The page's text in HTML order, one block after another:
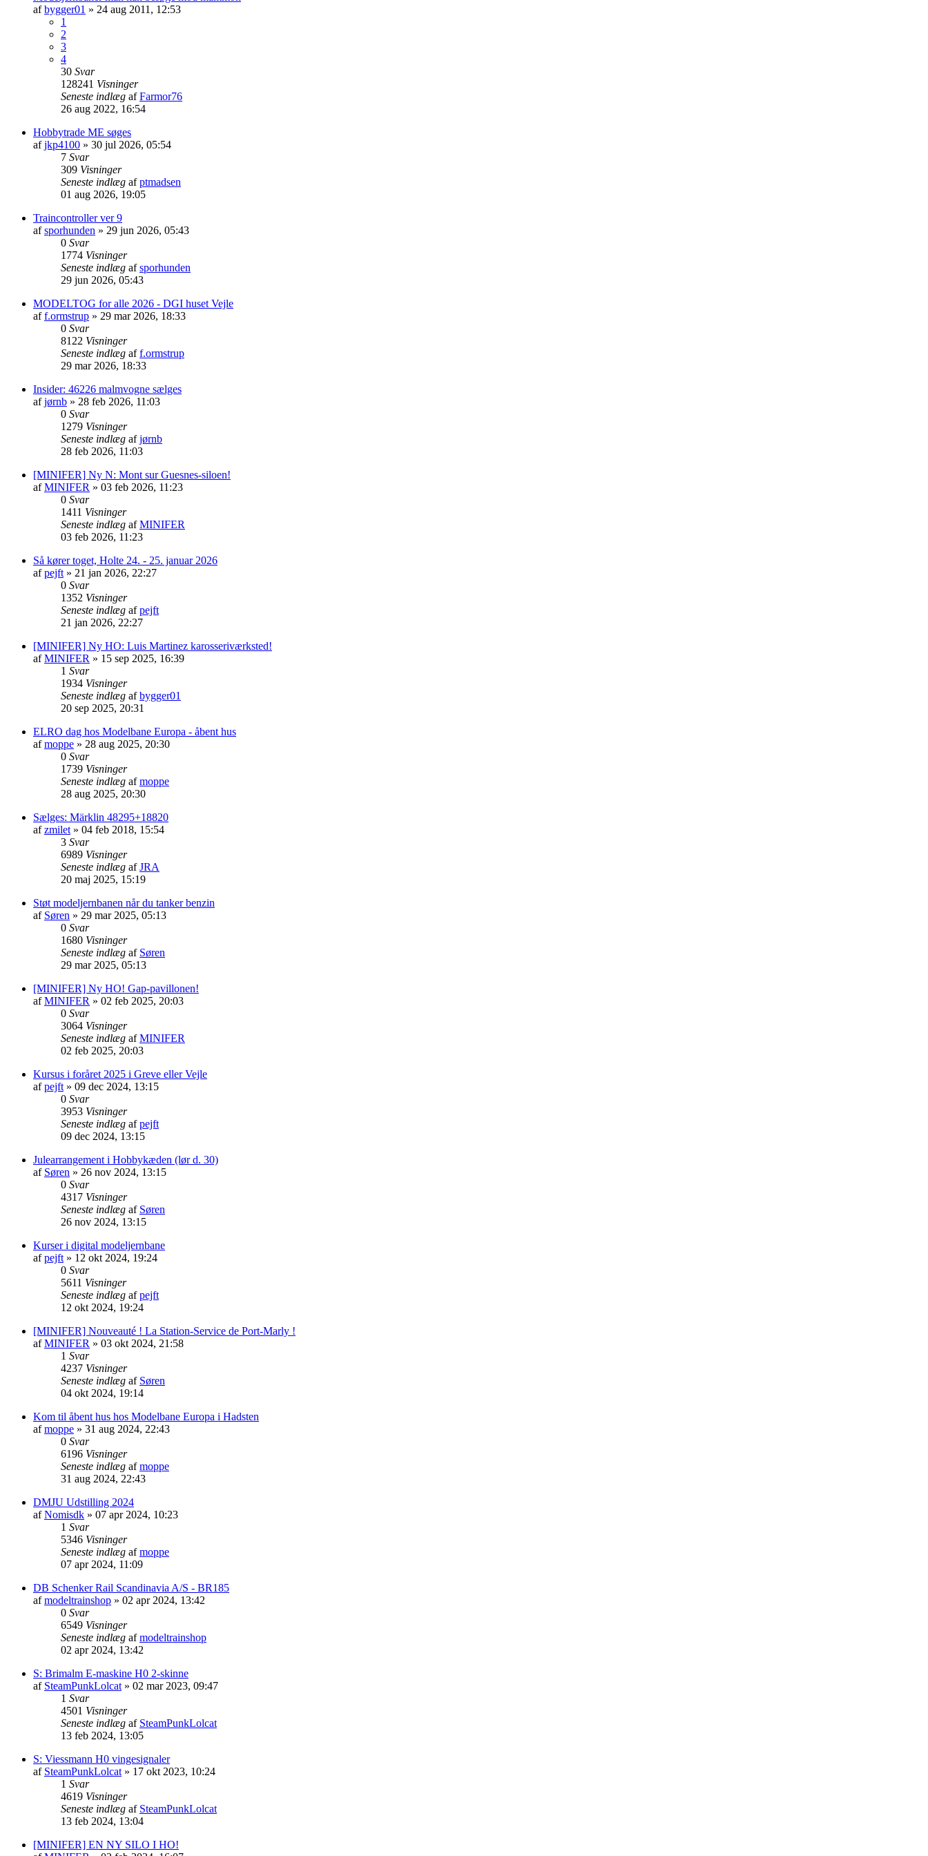
afbygger01 » 24 aug 2011, 12:53
1
2
3
4
30 Svar
128241 Visninger
Seneste indlæg afFarmor76
26 aug 2022, 16:54
Hobbytrade ME søges
afjkp4100 » 30 jul 2026, 05:54
7 Svar
309 Visninger
Seneste indlæg afptmadsen
01 aug 2026, 19:05
Traincontroller ver 9
afsporhunden » 29 jun 2026, 05:43
0 Svar
1774 Visninger
Seneste indlæg afsporhunden
29 jun 2026, 05:43
MODELTOG for alle 2026 - DGI huset Vejle
aff.ormstrup » 29 mar 2026, 18:33
0 Svar
8122 Visninger
Seneste indlæg aff.ormstrup
29 mar 2026, 18:33
Insider: 46226 malmvogne sælges
afjørnb » 28 feb 2026, 11:03
0 Svar
1279 Visninger
Seneste indlæg afjørnb
28 feb 2026, 11:03
[MINIFER] Ny N: Mont sur Guesnes-siloen!
afMINIFER » 03 feb 2026, 11:23
0 Svar
1411 Visninger
Seneste indlæg afMINIFER
03 feb 2026, 11:23
Så kører toget, Holte 24. - 25. januar 2026
afpejft » 21 jan 2026, 22:27
0 Svar
1352 Visninger
Seneste indlæg afpejft
21 jan 2026, 22:27
[MINIFER] Ny HO: Luis Martinez karosseriværksted!
afMINIFER » 15 sep 2025, 16:39
1 Svar
1934 Visninger
Seneste indlæg afbygger01
20 sep 2025, 20:31
ELRO dag hos Modelbane Europa - åbent hus
afmoppe » 28 aug 2025, 20:30
0 Svar
1739 Visninger
Seneste indlæg afmoppe
28 aug 2025, 20:30
Sælges: Märklin 48295+18820
afzmilet » 04 feb 2018, 15:54
3 Svar
6989 Visninger
Seneste indlæg afJRA
20 maj 2025, 15:19
Støt modeljernbanen når du tanker benzin
af Søren » 29 mar 2025, 05:13
0 Svar
1680 Visninger
Seneste indlæg af Søren
29 mar 2025, 05:13
[MINIFER] Ny HO! Gap-pavillonen!
afMINIFER » 02 feb 2025, 20:03
0 Svar
3064 Visninger
Seneste indlæg afMINIFER
02 feb 2025, 20:03
Kursus i foråret 2025 i Greve eller Vejle
afpejft » 09 dec 2024, 13:15
0 Svar
3953 Visninger
Seneste indlæg afpejft
09 dec 2024, 13:15
Julearrangement i Hobbykæden (lør d. 30)
af Søren » 26 nov 2024, 13:15
0 Svar
4317 Visninger
Seneste indlæg af Søren
26 nov 2024, 13:15
Kurser i digital modeljernbane
afpejft » 12 okt 2024, 19:24
0 Svar
5611 Visninger
Seneste indlæg afpejft
12 okt 2024, 19:24
[MINIFER] Nouveauté ! La Station-Service de Port-Marly !
afMINIFER » 03 okt 2024, 21:58
1 Svar
4237 Visninger
Seneste indlæg af Søren
04 okt 2024, 19:14
Kom til åbent hus hos Modelbane Europa i Hadsten
afmoppe » 31 aug 2024, 22:43
0 Svar
6196 Visninger
Seneste indlæg afmoppe
31 aug 2024, 22:43
DMJU Udstilling 2024
afNomisdk » 07 apr 2024, 10:23
1 Svar
5346 Visninger
Seneste indlæg afmoppe
07 apr 2024, 11:09
DB Schenker Rail Scandinavia A/S - BR185
afmodeltrainshop » 02 apr 2024, 13:42
0 Svar
6549 Visninger
Seneste indlæg afmodeltrainshop
02 apr 2024, 13:42
S: Brimalm E-maskine H0 2-skinne
af SteamPunkLolcat » 02 mar 2023, 09:47
1 Svar
4501 Visninger
Seneste indlæg af SteamPunkLolcat
13 feb 2024, 13:05
S: Viessmann H0 vingesignaler
af SteamPunkLolcat » 17 okt 2023, 10:24
1 Svar
4619 Visninger
Seneste indlæg af SteamPunkLolcat
13 feb 2024, 13:04
[MINIFER] EN NY SILO I HO!